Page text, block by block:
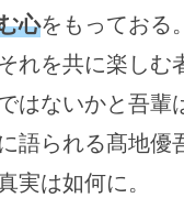
心をもっておる
れを共に楽しむ
はないかと吾輩
に語られる髙地優
実は如何に。